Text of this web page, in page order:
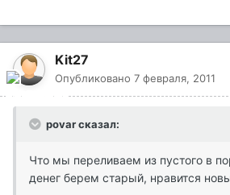
Kit27
Опубликовано 7 февраля, 2011
povar сказал:
Что мы переливаем из пустого в
денег берем старый, нравится